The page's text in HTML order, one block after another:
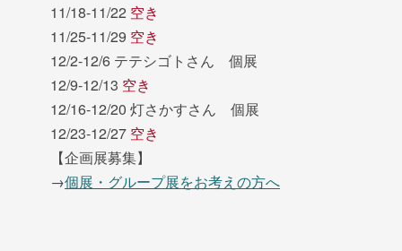
11/18-11/22 空き
11/25-11/29 空き
12/2-12/6 テテシゴトさん 個展
12/9-12/13 空き
12/16-12/20 灯さかすさん 個展
12/23-12/27 空き
【企画展募集】
→個展・グループ展をお考えの方へ